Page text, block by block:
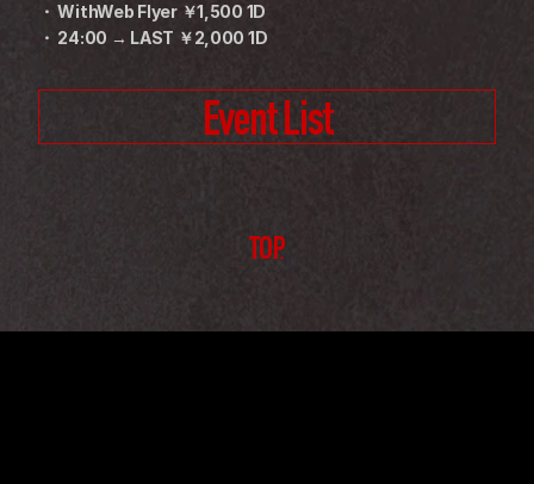
・ WithWeb Flyer ￥1,500 1D
・ 24:00 → LAST ￥2,000 1D
Event List
TOP